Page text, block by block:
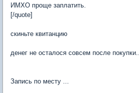
ИМХО проще заплатить.
[/quote]
скиньте квитанцию
денег не осталося совсем после покупки..
Запись по месту ...